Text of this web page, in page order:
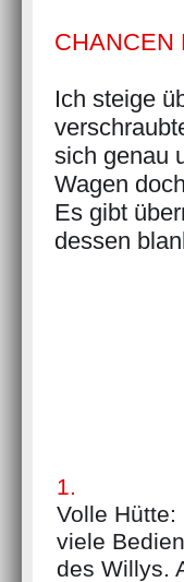
CHANCEN
Ich steige
sich genau
Wagen
Es gibt
dessen
1.
Volle
viele
des Willys.